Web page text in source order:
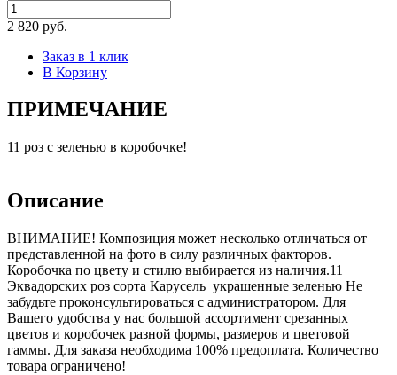
2 820 руб.
Заказ в 1 клик
В Корзину
ПРИМЕЧАНИЕ
11 роз с зеленью в коробочке!
Описание
ВНИМАНИЕ! Композиция может несколько отличаться от
представленной на фото в силу различных факторов.
Коробочка по цвету и стилю выбирается из наличия.11
Эквадорских роз сорта Карусель украшенные зеленью Не
забудьте проконсультироваться с администратором. Для
Вашего удобства у нас большой ассортимент срезанных
цветов и коробочек разной формы, размеров и цветовой
гаммы. Для заказа необходима 100% предоплата. Количество
товара ограничено!